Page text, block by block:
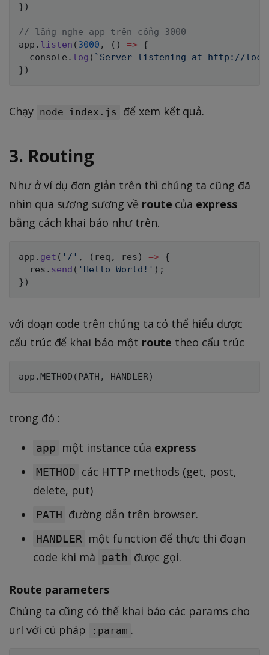
} )
// lắng nghe app trên cổng 3000
app . listen ( 3000 , ( ) => {
  console
. log ( ` Server listening at http://
} )
Chạy node index.js để xem kết quả.
3. Routing
Như ở ví dụ đơn giản trên thì chúng ta cũng đã
nhìn qua sương sương về route của express
bằng cách khai báo như trên.
app . get ( '/' , ( req , res ) => {
  res
. send ( 'Hello World!' ) ;
} )
với đoạn code trên chúng ta có thể hiểu được
cấu trúc để khai báo một route theo cấu trúc
app .METHOD ( PATH , HANDLER)
trong đó :
app một instance của express
METHOD các HTTP methods (get, post,
delete, put)
PATH đường dẫn trên browser.
HANDLER
một function để thực thi đoạn
code khi mà path được gọi.
Route parameters
Chúng ta cũng có thể khai báo các params cho
url với cú pháp
:param .